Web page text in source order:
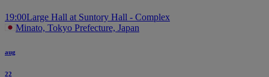
19:00Large Hall at Suntory Hall - Complex
Minato, Tokyo Prefecture, Japan
aug
22